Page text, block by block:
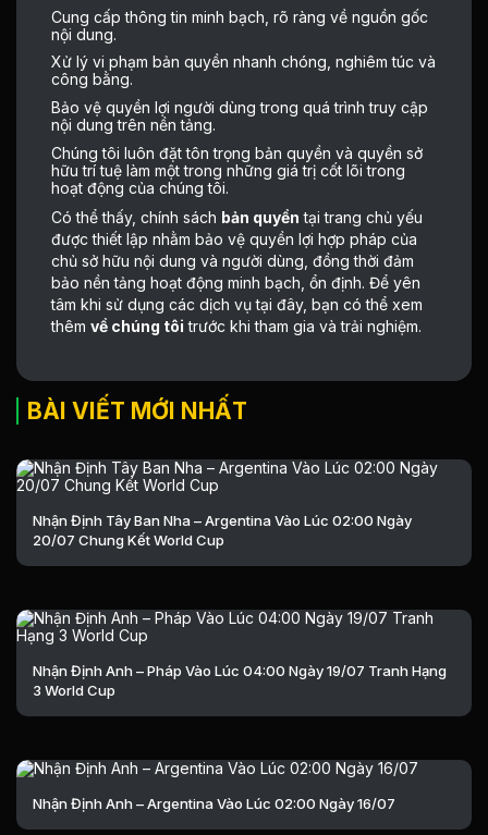
Cung cấp thông tin minh bạch, rõ ràng về nguồn gốc
nội dung.
Xử lý vi phạm bản quyền nhanh chóng, nghiêm túc và
công bằng.
Bảo vệ quyền lợi người dùng trong quá trình truy cập
nội dung trên nền tảng.
Chúng tôi luôn đặt tôn trọng bản quyền và quyền sở
hữu trí tuệ làm một trong những giá trị cốt lõi trong
hoạt động của chúng tôi.
Có thể thấy, chính sách bản quyền tại trang chủ yếu
được thiết lập nhằm bảo vệ quyền lợi hợp pháp của
chủ sở hữu nội dung và người dùng, đồng thời đảm
bảo nền tảng hoạt động minh bạch, ổn định. Để yên
tâm khi sử dụng các dịch vụ tại đây, bạn có thể xem
thêm về chúng tôi trước khi tham gia và trải nghiệm.
BÀI VIẾT MỚI NHẤT
Nhận Định Tây Ban Nha – Argentina Vào Lúc 02:00 Ngày
20/07 Chung Kết World Cup
Nhận Định Anh – Pháp Vào Lúc 04:00 Ngày 19/07 Tranh Hạng
3 World Cup
Nhận Định Anh – Argentina Vào Lúc 02:00 Ngày 16/07